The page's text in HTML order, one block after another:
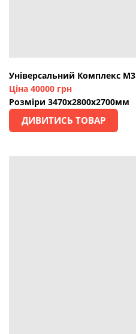
Універсальний Комплекс М3
Ціна 40000 грн
Розміри 3470х2800х2700мм
ДИВИТИСЬ ТОВАР